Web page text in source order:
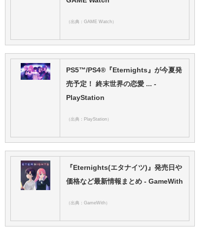
（出典：GAME Watch）
PS5™/PS4®『Eternights』が今夏発
売予定！ 終末世界の恋愛 ... -
PlayStation
（出典：PlayStation）
『Eternights(エタナイツ)』発売日や
価格など最新情報まとめ - GameWith
（出典：GameWith）